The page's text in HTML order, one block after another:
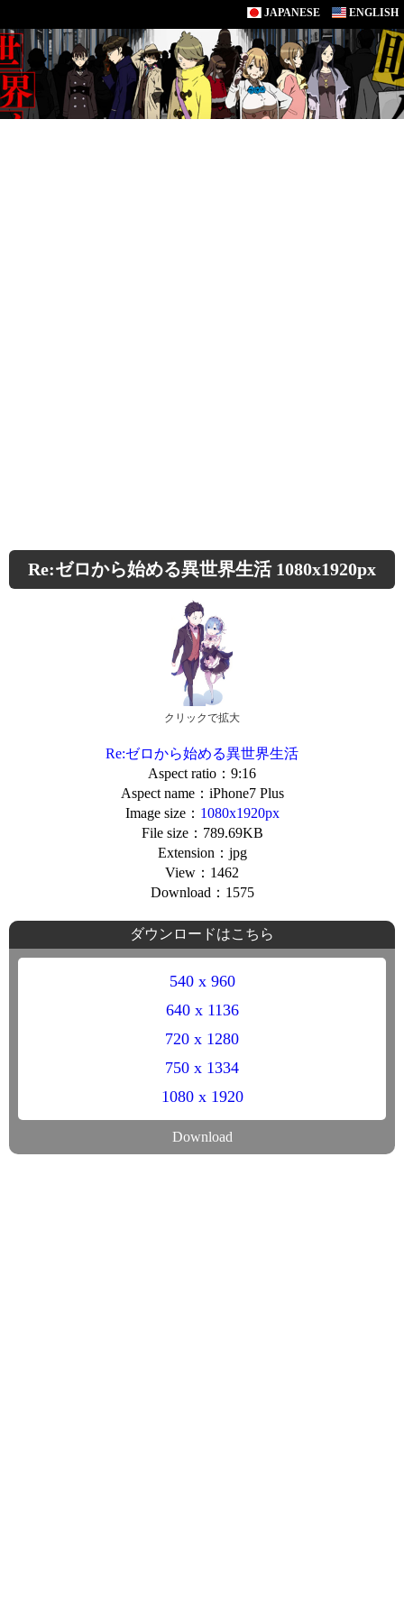
JAPANESE ENGLISH
Re:ゼロから始める異世界生活 1080x1920px
クリックで拡大
Re:ゼロから始める異世界生活
Aspect ratio：9:16
Aspect name：iPhone7 Plus
Image size： 1080x1920px
File size：789.69KB
Extension：jpg
View：1462
Download：1575
ダウンロードはこちら
540 x 960
640 x 1136
720 x 1280
750 x 1334
1080 x 1920
Download